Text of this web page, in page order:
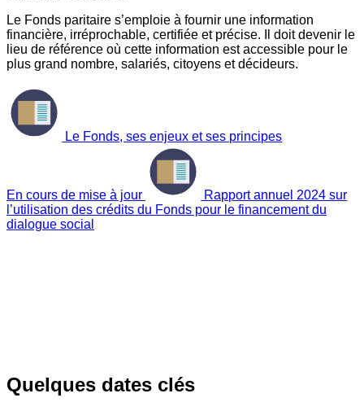
Le Fonds paritaire s’emploie à fournir une information
financière, irréprochable, certifiée et précise. Il doit devenir le
lieu de référence où cette information est accessible pour le
plus grand nombre, salariés, citoyens et décideurs.
Le Fonds, ses enjeux et ses principes
En cours de mise à jour
Rapport annuel 2024 sur
l’utilisation des crédits du Fonds pour le financement du
dialogue social
Quelques dates clés